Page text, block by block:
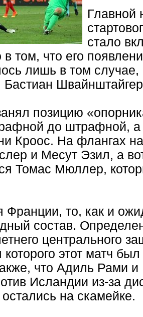
Главной
стало
том, что его
лишь в том
Бастиан
позицию
до штрафной,
Кроос. На флангах
и Месут Эзил, а
Томас Мюллер,
Франции, то, как и
состав.
центрального
этот матч
что Адиль Рами
Исландии из-за
на скамейке.